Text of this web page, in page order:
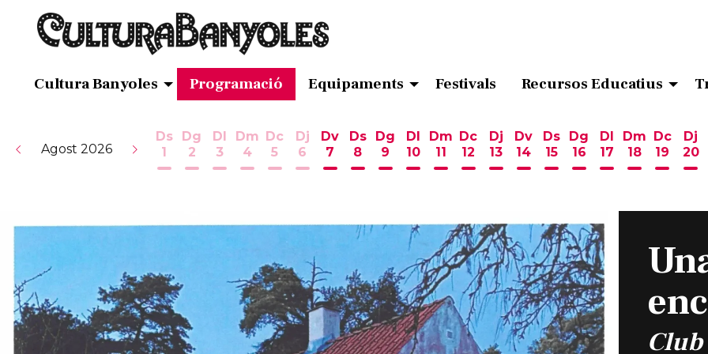
Cultura Banyoles Programació Equipaments Festivals Recursos Educatius
Agost 2026
Ds
1
Dissabte 1 d'agost
Dg
2
Diumenge 2 d'agost
Dl
3
Dilluns 3 d'agost
Dm
4
Dimarts 4 d'agost
Dc
5
Dimecres 5 d'agost
Dj
6
Dijous 6 d'agost
Dv
7
Divendres 7 d'agost
Ds
8
Dissabte 8 d'agost
Dg
9
Diumenge 9 d'agost
Dl
10
Dilluns 10 d'agost
Dm
11
Dimarts 11 d'agost
Dc
12
Dimecres 12 d'agost
Dj
13
Dijous 13 d'agost
Dv
14
Divendres 14 d'agost
Ds
15
Dissabte 15 d'agost
Dg
16
Diumenge 16
Dl
17
Dilluns 17
Dm
18
Dimarts 18
Dc
19
Dj
20